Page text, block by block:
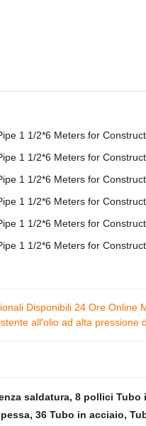
Disponibili 24 Ore Online
all′olio ad alta pressione
saldatura, 8 pollici Tubo
, 36 Tubo in acciaio,